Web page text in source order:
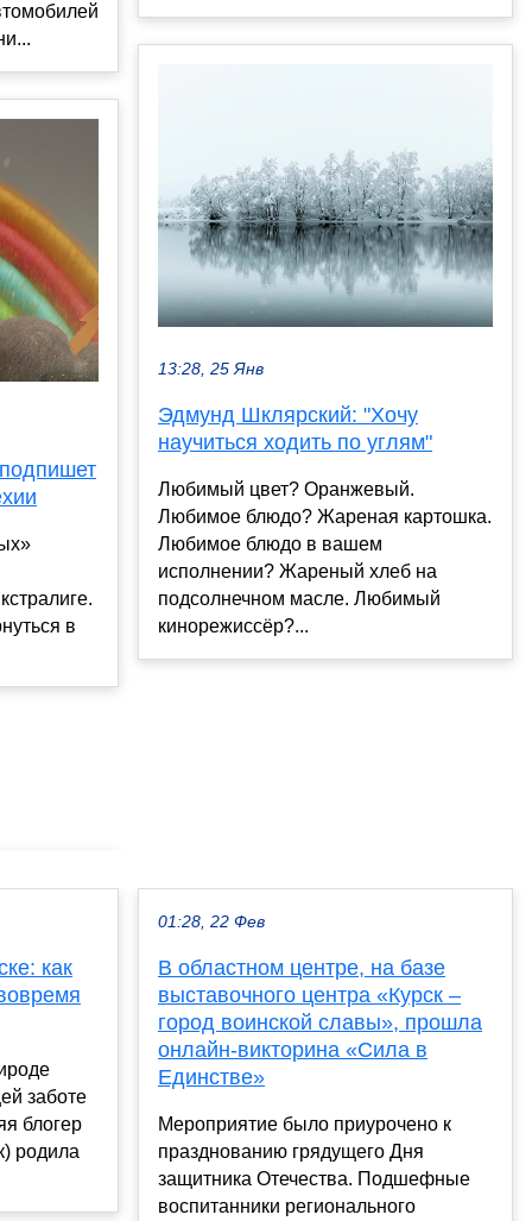
в
13:28, 25 Янв
Эдмунд Шклярский: "Хочу
научиться ходить по углям"
Любимый цвет? Оранжевый.
Любимое блюдо? Жареная картошка.
Любимое блюдо в вашем
исполнении? Жареный хлеб на
подсолнечном масле. Любимый
кинорежиссёр?...
как
заботе
блогер
родила
01:28, 22 Фев
В областном центре, на базе
выставочного центра «Курск –
город воинской славы», прошла
онлайн-викторина «Сила в
Единстве»
Мероприятие было приурочено к
празднованию грядущего Дня
защитника Отечества. Подшефные
воспитанники регионального